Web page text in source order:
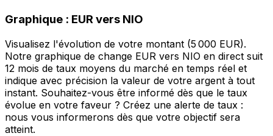
Graphique : EUR vers NIO
Visualisez l'évolution de votre montant (5 000 EUR).
Notre graphique de change EUR vers NIO en direct suit
12 mois de taux moyens du marché en temps réel et
indique avec précision la valeur de votre argent à tout
instant. Souhaitez-vous être informé dès que le taux
évolue en votre faveur ? Créez une alerte de taux :
nous vous informerons dès que votre objectif sera
atteint.